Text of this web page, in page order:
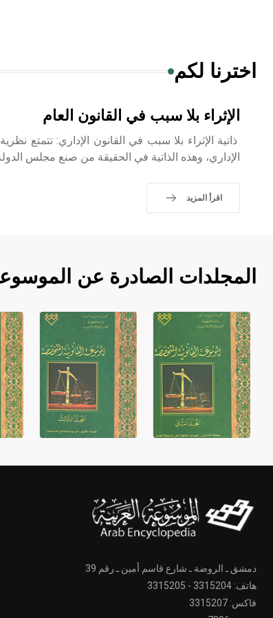
اخترنا لكم
الإثراء بلا سبب في القانون العام
ذاتية الإثراء بلا سبب في القانون الإداري: تتمتع
الإداري، وهذه الذاتية في الحقيقة من صنع مجلس
اقرأ المزيد
المجلدات الصادرة عن
دمشق ـ الروضة ـ شارع قاسم أمين ـ رقم 39
هاتف: 3315204 - 3315205
فاكس: 3315207